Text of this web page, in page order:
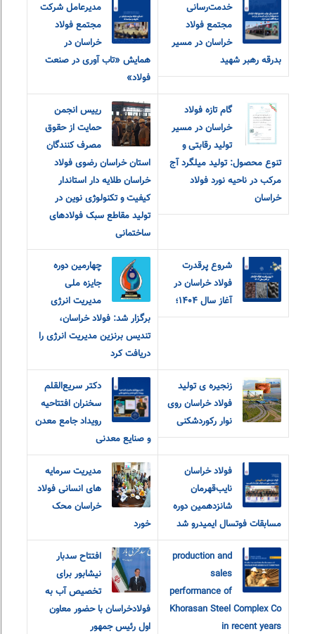
خدمت‌رسانی
مجتمع فولاد
خراسان در مسیر
بدرقه رهبر شهید
مدیرعامل شرکت
مجتمع فولاد
خراسان در
همایش «تاب آوری در صنعت
فولاد»
گام تازه فولاد
خراسان در مسیر
تولید رقابتی و
تنوع محصول: تولید میلگرد آج
مرکب در ناحیه نورد فولاد
خراسان
رییس انجمن
حمایت از حقوق
مصرف کنندگان
استان خراسان رضوی فولاد
خراسان طلایه دار استاندار
کیفیت و تکنولوژی نوین در
تولید مقاطع سبک فولادهای
ساختمانی
شروع پرقدرت
فولاد خراسان در
آغاز سال ۱۴۰۴؛
چهارمین دوره
جایزه ملی
مدیریت انرژی
برگزار شد: فولاد خراسان،
تندیس برنزین مدیریت انرژی را
دریافت کرد
زنجیره ی تولید
فولاد خراسان روی
نوار رکوردشکنی
دکتر سریع‌القلم
سخنران افتتاحیه
رویداد جامع معدن
و صنایع معدنی
فولاد خراسان
نایب‌قهرمان
شانزدهمین دوره
مسابقات فوتسال ایمیدرو شد
مدیریت سرمایه
های انسانی فولاد
خراسان محک
خورد
production and
sales
performance of
Khorasan Steel Complex Co
in recent years
افتتاح سدبار
نیشابور برای
تخصیص آب به
فولادخراسان با حضور معاون
اول رئیس جمهور